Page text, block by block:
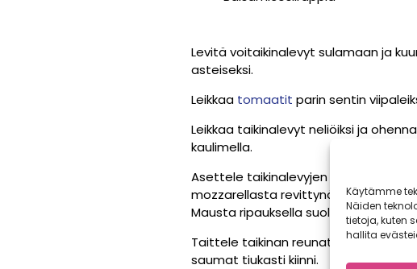
Käytämme
Näiden
tietoja, kuten
hallita
Levitä voitaikinalevyt sulamaan ja
asteiseksi.
Leikkaa tomaatit parin sentin
Leikkaa taikinalevyt neliöiksi ja
kaulimella.
Asettele taikinalevyjen keskelle
mozzarellasta revittynä ja 1–2
Mausta ripauksella suolaa ja
Taittele taikinan reunat hieman
saumat tiukasti kiinni.